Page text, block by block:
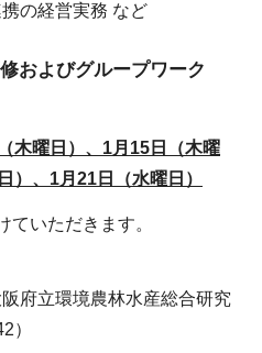
の経営実務 など
およびグループワーク
木曜日）、1月15日（木曜
）、1月21日（水曜日）
ていただきます。
府立環境農林水産総合研究
）